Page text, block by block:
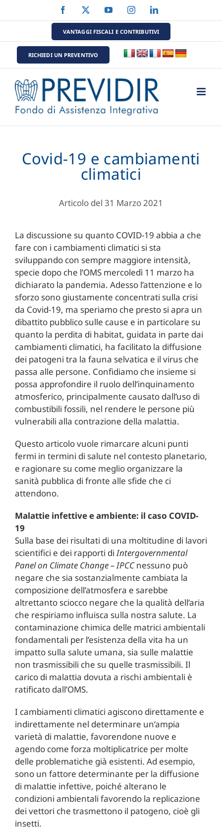
al
Facebook YouTubeInstagramLinkedIn
VANTAGGI FISCALI E CONTRIBUTIVI
RICHIEDI UN PREVENTIVO
Covid-19 e cambiamenti
climatici
Articolo del 31 Marzo 2021
La discussione su quanto COVID-19 abbia a che
fare con i cambiamenti climatici si sta
sviluppando con sempre maggiore intensità,
specie dopo che l’OMS mercoledì 11 marzo ha
dichiarato la pandemia. Adesso l’attenzione e lo
sforzo sono giustamente concentrati sulla crisi
da Covid-19, ma speriamo che presto si apra un
dibattito pubblico sulle cause e in particolare su
quanto la perdita di habitat, guidata in parte dai
cambiamenti climatici, ha facilitato la diffusione
dei patogeni tra la fauna selvatica e il virus che
passa alle persone. Confidiamo che insieme si
possa approfondire il ruolo dell’inquinamento
atmosferico, principalmente causato dall’uso di
combustibili fossili, nel rendere le persone più
vulnerabili alla contrazione della malattia.
Questo articolo vuole rimarcare alcuni punti
fermi in termini di salute nel contesto planetario,
e ragionare su come meglio organizzare la
sanità pubblica di fronte alle sfide che ci
attendono.
Malattie infettive e ambiente: il caso COVID-
19
Sulla base dei risultati di una moltitudine di lavori
scientifici e dei rapporti diIntergovernmental
Panel on Climate Change – IPCCnessuno può
negare che sia sostanzialmente cambiata la
composizione dell’atmosfera e sarebbe
altrettanto sciocco negare che la qualità dell’aria
che respiriamo influisca sulla nostra salute. La
contaminazione chimica delle matrici ambientali
fondamentali per l’esistenza della vita ha un
impatto sulla salute umana, sia sulle malattie
non trasmissibili che su quelle trasmissibili. Il
carico di malattia dovuta a rischi ambientali è
ratificato dall’OMS.
I cambiamenti climatici agiscono direttamente e
indirettamente nel determinare un’ampia
varietà di malattie, favorendone nuove e
agendo come forza moltiplicatrice per molte
delle problematiche già esistenti. Ad esempio,
sono un fattore determinante per la diffusione
di malattie infettive, poiché alterano le
condizioni ambientali favorendo la replicazione
dei vettori che trasmettono il patogeno, cioè gli
insetti.